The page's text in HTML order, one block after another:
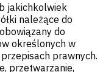
jakichkolwiek
należące do
do
określonych w
prawnych.
przetwarzanie,